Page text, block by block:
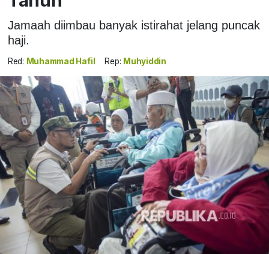
Jamaah diimbau banyak istirahat jelang puncak
haji.
Red: Muhammad Hafil Rep: Muhyiddin